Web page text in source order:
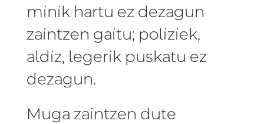
minik hartu ez dezagun
zaintzen gaitu; poliziek,
aldiz, legerik puskatu ez
dezagun.
Muga zaintzen dute